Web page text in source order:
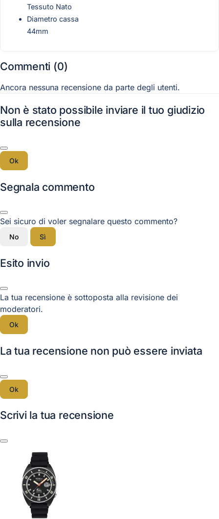
Tessuto Nato
Diametro cassa
44mm
Commenti (0)
Ancora nessuna recensione da parte degli utenti.
Non è stato possibile inviare il tuo giudizio
sulla recensione
Ok
Segnala commento
Sei sicuro di voler segnalare questo commento?
No Sì
Esito invio
La tua recensione è sottoposta alla revisione dei
moderatori.
Ok
La tua recensione non può essere inviata
Ok
Scrivi la tua recensione